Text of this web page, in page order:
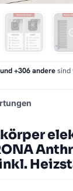
+306 anderesind